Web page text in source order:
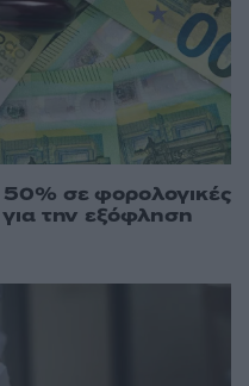
σε φορολογικές
την εξόφληση